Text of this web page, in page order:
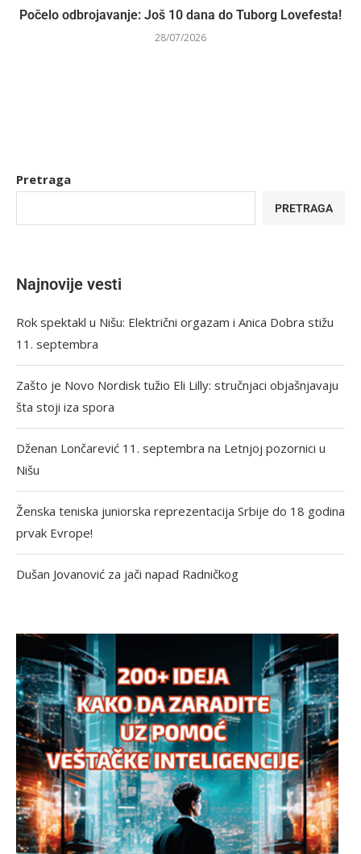
Počelo odbrojavanje: Još 10 dana do Tuborg Lovefesta!
28/07/2026
Pretraga
PRETRAGA
Najnovije vesti
Rok spektakl u Nišu: Električni orgazam i Anica Dobra stižu
11. septembra
Zašto je Novo Nordisk tužio Eli Lilly: stručnjaci objašnjavaju
šta stoji iza spora
Dženan Lončarević 11. septembra na Letnjoj pozornici u
Nišu
Ženska teniska juniorska reprezentacija Srbije do 18 godina
prvak Evrope!
Dušan Jovanović za jači napad Radničkog